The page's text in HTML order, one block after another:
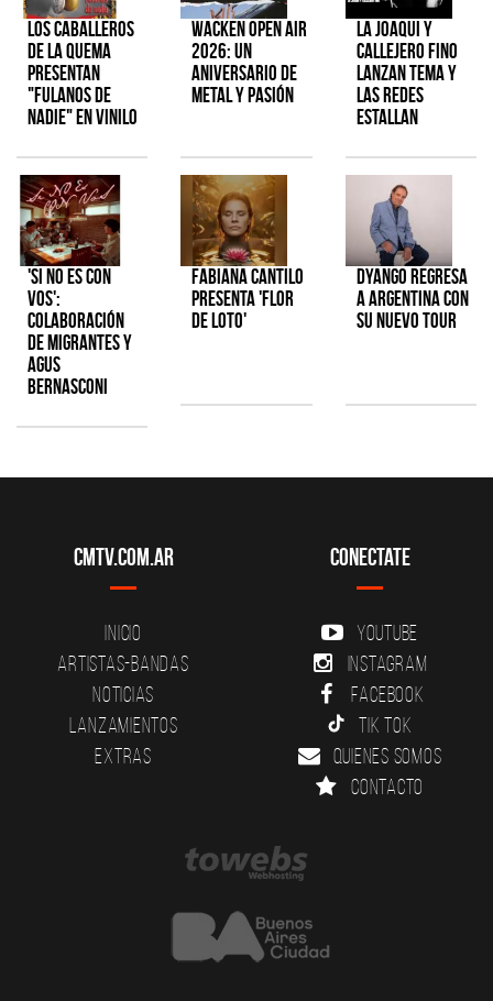
Los Caballeros
de la Quema
presentan
"Fulanos de
Nadie" en vinilo
Wacken Open Air
2026: Un
aniversario de
metal y pasión
La Joaqui y
Callejero Fino
lanzan tema y
las redes
estallan
'Si No Es Con
Vos':
colaboración
de Migrantes y
Agus
Bernasconi
Fabiana Cantilo
presenta 'Flor
de Loto'
Dyango regresa
a Argentina con
su nuevo tour
CMTV.com.ar
Inicio
Artistas-Bandas
Noticias
Lanzamientos
Extras
Conectate
YouTube
Instagram
Facebook
Tik Tok
Quienes somos
Contacto